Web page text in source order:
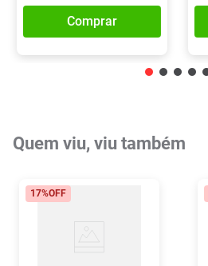
Comprar
Quem viu, viu também
17%OFF